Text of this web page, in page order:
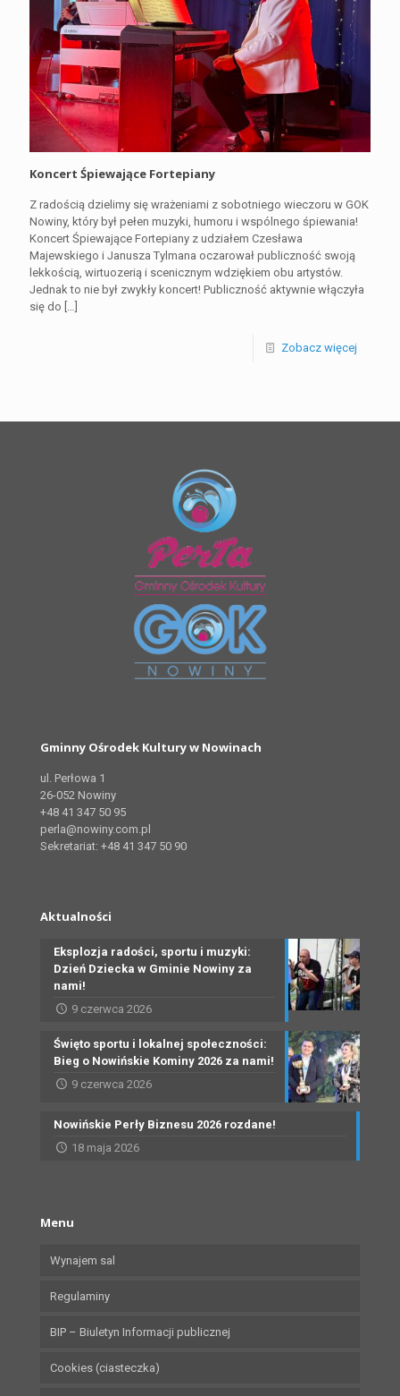
Koncert Śpiewające Fortepiany
Z radością dzielimy się wrażeniami z sobotniego wieczoru w GOK
Nowiny, który był pełen muzyki, humoru i wspólnego śpiewania!
Koncert Śpiewające Fortepiany z udziałem Czesława
Majewskiego i Janusza Tylmana oczarował publiczność swoją
lekkością, wirtuozerią i scenicznym wdziękiem obu artystów.
Jednak to nie był zwykły koncert! Publiczność aktywnie włączyła
się do […]
Zobacz więcej
Gminny Ośrodek Kultury w Nowinach
ul. Perłowa 1
26-052 Nowiny
+48 41 347 50 95
perla@nowiny.com.pl
Sekretariat: +48 41 347 50 90
Aktualności
Eksplozja radości, sportu i muzyki:
Dzień Dziecka w Gminie Nowiny za
nami!
9 czerwca 2026
Święto sportu i lokalnej społeczności:
Bieg o Nowińskie Kominy 2026 za nami!
9 czerwca 2026
Nowińskie Perły Biznesu 2026 rozdane!
18 maja 2026
Menu
Wynajem sal
Regulaminy
BIP – Biuletyn Informacji publicznej
Cookies (ciasteczka)